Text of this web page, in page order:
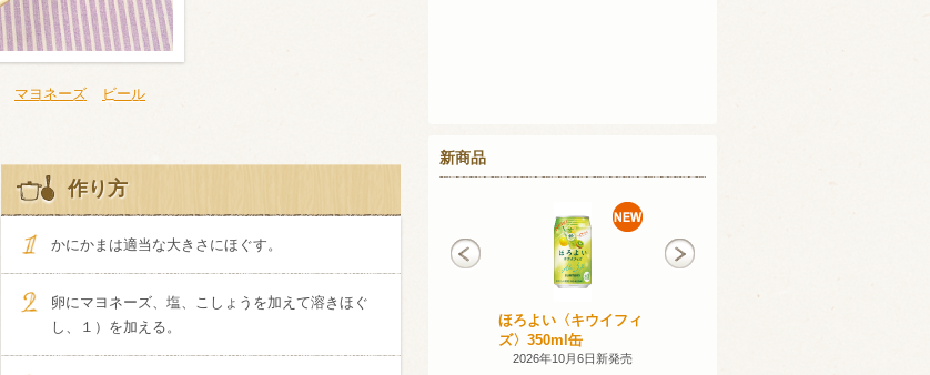
マヨネーズ
ビール
作り方
かにかまは適当な大きさにほぐす。
卵にマヨネーズ、塩、こしょうを加えて溶きほぐ
し、１）を加える。
新商品
ほろよい〈キウイフィ
ズ〉350ml缶
2026年10月6日新発売
750ml瓶
2026年7月14日新発売